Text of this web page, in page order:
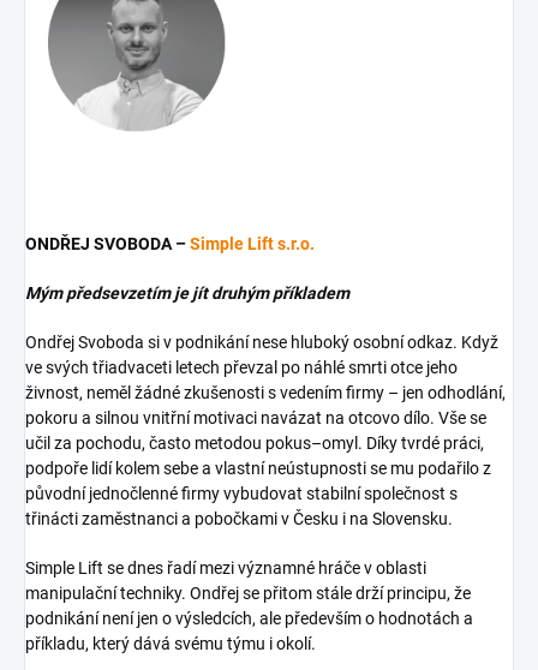
ONDŘEJ SVOBODA –Simple Lift s.r.o.
Mým předsevzetím je jít druhým příkladem
Ondřej Svoboda si v podnikání nese hluboký osobní odkaz. Když
ve svých třiadvaceti letech převzal po náhlé smrti otce jeho
živnost, neměl žádné zkušenosti s vedením firmy – jen odhodlání,
pokoru a silnou vnitřní motivaci navázat na otcovo dílo. Vše se
učil za pochodu, často metodou pokus–omyl. Díky tvrdé práci,
podpoře lidí kolem sebe a vlastní neústupnosti se mu podařilo z
původní jednočlenné firmy vybudovat stabilní společnost s
třinácti zaměstnanci a pobočkami v Česku i na Slovensku.
Simple Lift se dnes řadí mezi významné hráče v oblasti
manipulační techniky. Ondřej se přitom stále drží principu, že
podnikání není jen o výsledcích, ale především o hodnotách a
příkladu, který dává svému týmu i okolí.